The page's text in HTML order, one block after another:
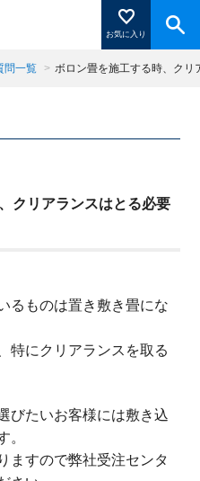
お気に入り
登録」を押すと登録した
問一覧 > ボロン畳を施工する時、ク
クリアランスはとる必要
るものは置き敷き畳にな
特にクリアランスを取る
びたいお客様には敷き込
。
ますので弊社受注センタ